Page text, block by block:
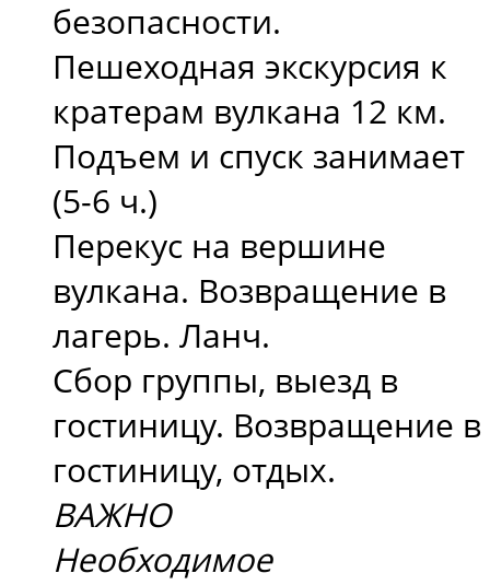
безопасности.
Пешеходная экскурсия к
кратерам вулкана 12 км.
Подъем и спуск занимает
(5-6 ч.)
Перекус на вершине
вулкана. Возвращение в
лагерь. Ланч.
Сбор группы, выезд в
гостиницу. Возвращение в
гостиницу, отдых.
ВАЖНО
Необходимое